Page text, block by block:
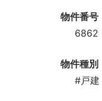
物件番号
6862
物件種別
#戸建